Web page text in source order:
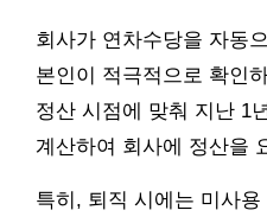
회사가 연차수당을 자동
본인이 적극적으로 확인
정산 시점에 맞춰 지난 1
계산하여 회사에 정산을
특히, 퇴직 시에는 미사